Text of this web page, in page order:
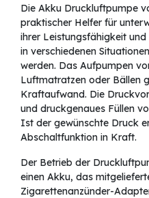
Die Akku Druckluftpumpe
praktischer Helfer für
ihrer Leistungsfähigkeit
in verschiedenen
werden. Das Aufpumpen
Luftmatratzen oder Bällen
Kraftaufwand. Die
und druckgenaues Füllen
Ist der gewünschte Druck
Abschaltfunktion in Kraft.
Der Betrieb der
einen Akku, das
Zigarettenanzünder-